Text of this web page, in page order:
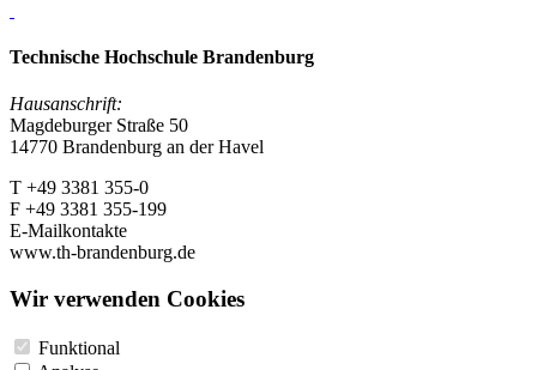
Technische Hochschule Brandenburg
Hausanschrift:
Magdeburger Straße 50
14770 Brandenburg an der Havel
T +49 3381 355-0
F +49 3381 355-199
E-Mailkontakte
www.th-brandenburg.de
Wir verwenden Cookies
Funktional